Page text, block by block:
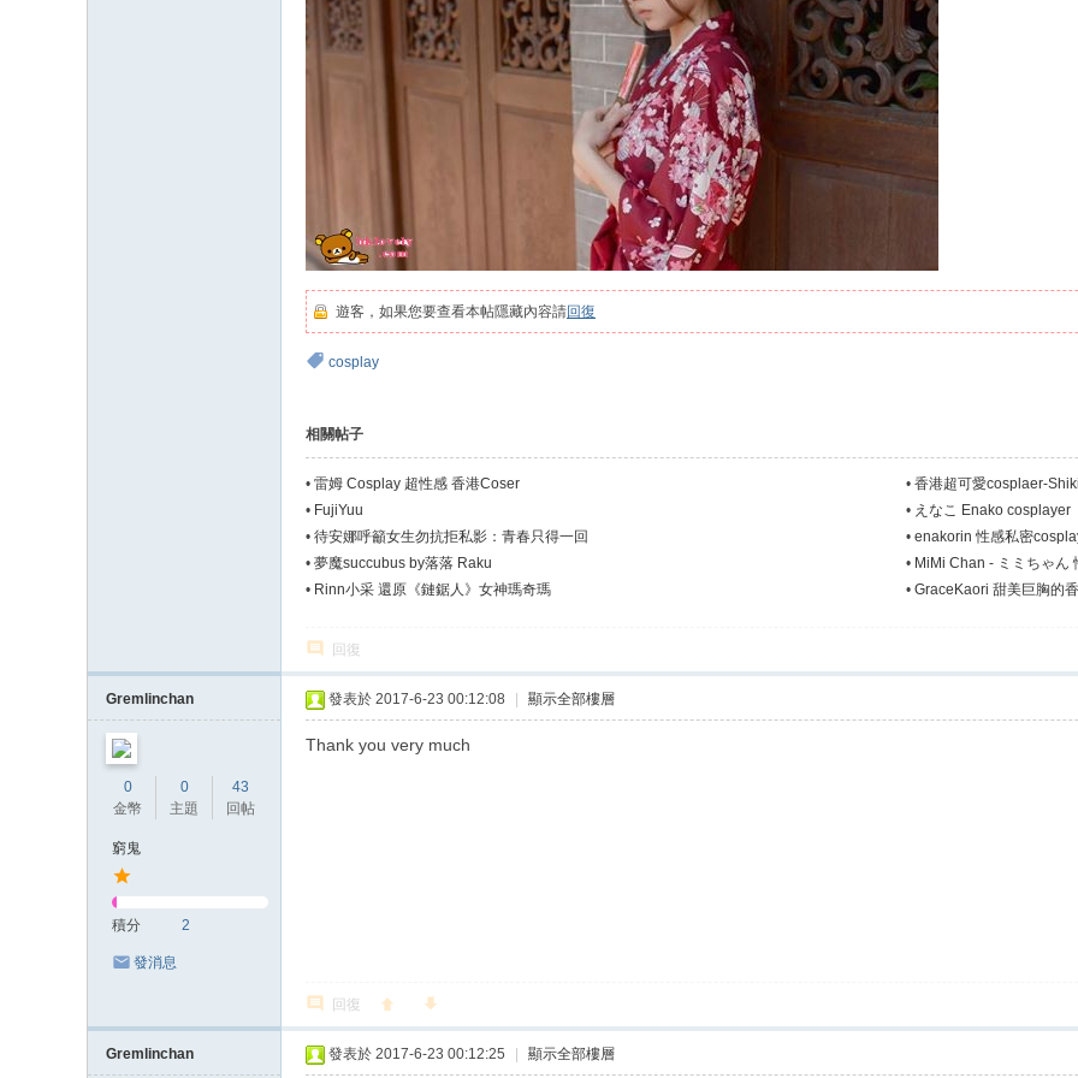
遊客，如果您要查看本帖隱藏內容請回復
cosplay
相關帖子
• 雷姆 Cosplay 超性感 香港Coser • 香港超可愛cosplaer-
• FujiYuu • えなこ Enako cosplayer
• 待安娜呼籲女生勿抗拒私影：青春只得一回 • enakorin 性感私密
• 夢魔succubus by落落 Raku • MiMi Chan - ミミちゃん
• Rinn小采 還原《鏈鋸人》女神瑪奇瑪 • GraceKaori 甜美巨胸的
回復
Gremlinchan
0
金幣
0
主題
43
回帖
窮鬼
積分 2
發消息
發表於 2017-6-23 00:12:08 顯示全部樓層
Thank you very much
回復
Gremlinchan 發表於 2017-6-23 00:12:25 顯示全部樓層